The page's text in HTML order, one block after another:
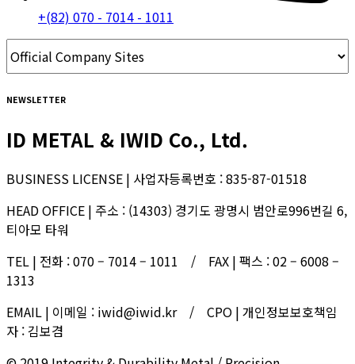
NEWSLETTER
BUSINESS LICENSE | 사업자등록번호 : 835-87-01518
HEAD OFFICE | 주소 : (14303) 경기도 광명시 범안로996번길 6,
티아모 타워
TEL | 전화 : 070 – 7014 – 1011 / FAX | 팩스 : 02 – 6008 –
1313
EMAIL | 이메일 : iwid@iwid.kr / CPO | 개인정보보호책임
자 : 김보겸
© 2019 Integrity & Durability Metal / Precision
Engineered Solutions / idmetal.co.kr